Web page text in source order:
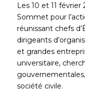
Les 10 et 11 février
Sommet pour
réunissant chefs
dirigeants
et grandes
universitaire,
société civile.